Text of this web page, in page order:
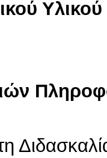
Υλικού